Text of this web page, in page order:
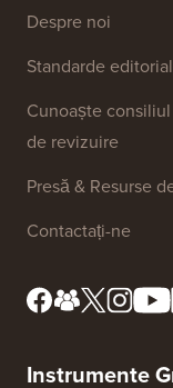
Linkuri Site
Despre noi
Standarde editoriale
Cunoaște
de revizuire
Presă & Resurse